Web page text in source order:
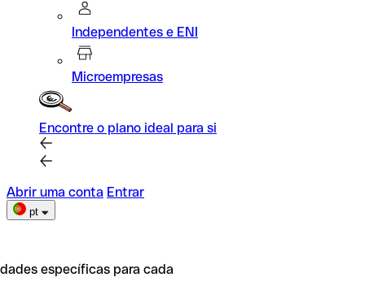
Independentes e ENI
Microempresas
Encontre o plano ideal para si
Abrir uma conta Entrar
pt
específicas para cada